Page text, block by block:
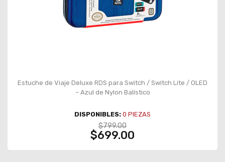
Estuche de Viaje Deluxe RDS para Switch / Switch Lite / OLED
– Azul de Nylon Balístico
DISPONIBLES: 0 PIEZAS
$799.00
$699.00